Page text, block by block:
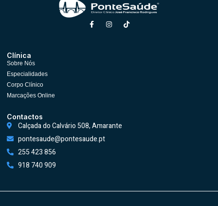
Clínica
Sobre Nós
Especialidades
Corpo Clínico
Marcações Online
Contactos
Calçada do Calvário 508, Amarante
pontesaude@pontesaude.pt
255 423 856
918 740 909